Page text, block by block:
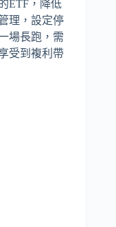
ETF，降低
理，設定停
場長跑，需
受到複利帶